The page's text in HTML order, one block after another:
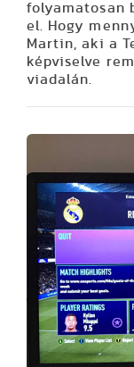
folyamatosan
el. Hogy
Martin, aki a
képviselve
viadalán.